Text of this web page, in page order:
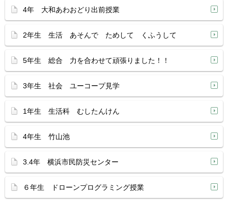
4年 大和あわおどり出前授業
2年生 生活 あそんで ためして くふうして
5年生 総合 力を合わせて頑張りました！！
3年生 社会 ユーコープ見学
1年生 生活科 むしたんけん
4年生 竹山池
3.4年 横浜市民防災センター
６年生 ドローンプログラミング授業